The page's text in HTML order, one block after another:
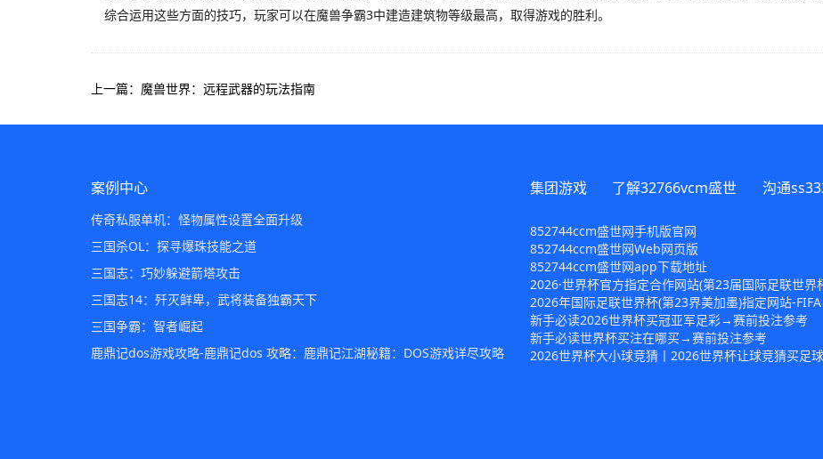
综合运用这些方面的技巧，玩家可以在魔兽争霸3中建造建筑物等级最高，取得游戏的胜利。
上一篇：魔兽世界：远程武器的玩法指南
案例中心
传奇私服单机：怪物属性设置全面升级
三国杀OL：探寻爆珠技能之道
三国志：巧妙躲避箭塔攻击
三国志14：歼灭鲜卑，武将装备独霸天下
三国争霸：智者崛起
鹿鼎记dos游戏攻略-鹿鼎记dos 攻略：鹿鼎记江湖秘籍：DOS游戏详尽攻略
集团游戏 了解32766vcm盛世 沟通
852744ccm盛世网手机版官网
852744ccm盛世网Web网页版
852744ccm盛世网app下载地址
2026·世界杯官方指定合作网站(第23届国际足联世界
2026年国际足联世界杯(第23界美加墨)指定网站-
新手必读2026世界杯买冠亚军足彩→赛前投注参考
新手必读世界杯买注在哪买→赛前投注参考
2026世界杯大小球竞猜丨2026世界杯让球竞猜买足